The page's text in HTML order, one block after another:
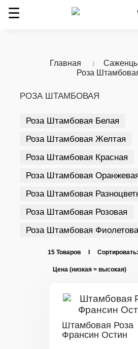
Главная
Роза
РОЗА ШТАМБОВАЯ
Роза Штамбовая Белая
Роза Штамбовая Желтая
Роза Штамбовая Красная
Роза Штамбовая
Роза Штамбовая
Роза Штамбовая Розовая
Роза Штамбовая
15 Товаров I Сортировать:
Штамбовая Роза
Франсин Остин